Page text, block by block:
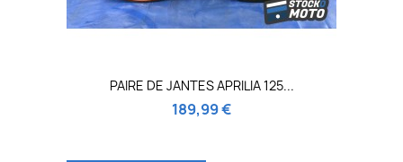
PAIRE DE JANTES APRILIA 125...
189,99 €